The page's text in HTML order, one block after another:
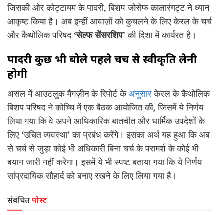
जिसकी ओर कोट्टायम के पादरी, बिशप जोसेफ कालारंगट्ट ने ध्यान
आकृष्ट किया है। अब इन्हीं आवाज़ों को कुचलने के लिए केरल के चर्च
और कैथोलिक परिषद ‘सेल्फ सेंसरशिप’ की दिशा में कार्यरत है।
पादरी कुछ भी बोले पहले चर्च से स्वीकृति लेनी
होगी
असल में आउटलुक मैगज़ीन के रिपोर्ट केअनुसारकेरल के कैथोलिक
बिशप परिषद ने कोच्चि में एक बैठक आयोजित की, जिसमें ये निर्णय
लिया गया कि वे अपने आधिकारिक बातचीत और धार्मिक उपदेशों के
लिए ‘उचित व्यवस्था’ का प्रबंध करेंगे। इसका अर्थ यह हुआ कि अब
से चर्च से जुड़ा कोई भी अधिकारी बिना चर्च के परामर्श के कोई भी
बयान जारी नहीं करेगा। इसमें ये भी स्पष्ट बताया गया कि ये निर्णय
सांप्रदायिक सौहार्द को बनाए रखने के लिए लिया गया है।
संबंधितपोस्ट